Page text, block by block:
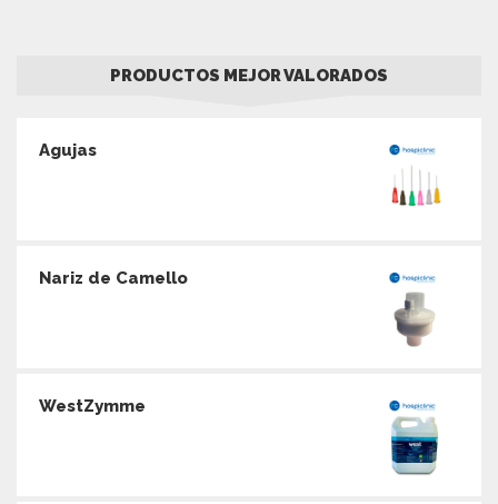
PRODUCTOS MEJOR VALORADOS
Agujas
Nariz de Camello
WestZymme